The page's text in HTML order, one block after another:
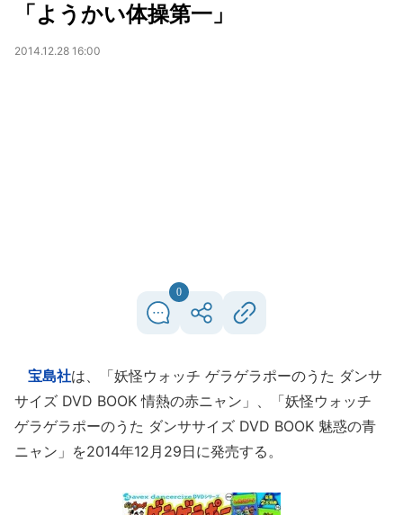
「ようかい体操第一」
2014.12.28 16:00
0
宝島社は、「妖怪ウォッチ ゲラゲラポーのうた ダンサ
サイズ DVD BOOK 情熱の赤ニャン」、「妖怪ウォッチ
ゲラゲラポーのうた ダンササイズ DVD BOOK 魅惑の青
ニャン」を2014年12月29日に発売する。